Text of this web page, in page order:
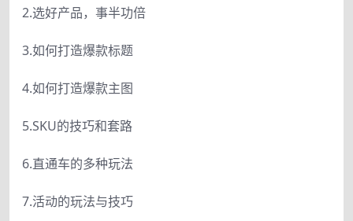
2.选好产品，事半功倍
3.如何打造爆款标题
4.如何打造爆款主图
5.SKU的技巧和套路
6.直通车的多种玩法
7.活动的玩法与技巧